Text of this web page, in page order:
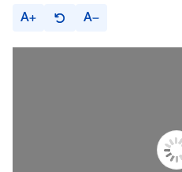
A A